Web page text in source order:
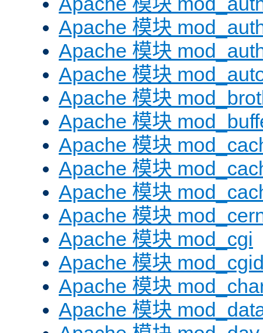
Apache 模块
Apache 模块
Apache 模块
Apache 模块
Apache 模块
Apache 模块
Apache 模块
Apache 模块
Apache 模块
Apache 模块 mod_cgi
Apache 模块
Apache 模块
Apache 模块